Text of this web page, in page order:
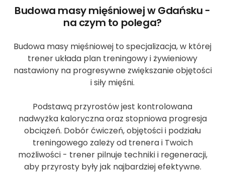
Budowa masy mięśniowej w Gdańsku -
na czym to polega?
Budowa masy mięśniowej to specjalizacja, w której
trener układa plan treningowy i żywieniowy
nastawiony na progresywne zwiększanie objętości
i siły mięśni.
Podstawą przyrostów jest kontrolowana
nadwyżka kaloryczna oraz stopniowa progresja
obciążeń. Dobór ćwiczeń, objętości i podziału
treningowego zależy od trenera i Twoich
możliwości - trener pilnuje techniki i regeneracji,
aby przyrosty były jak najbardziej efektywne.